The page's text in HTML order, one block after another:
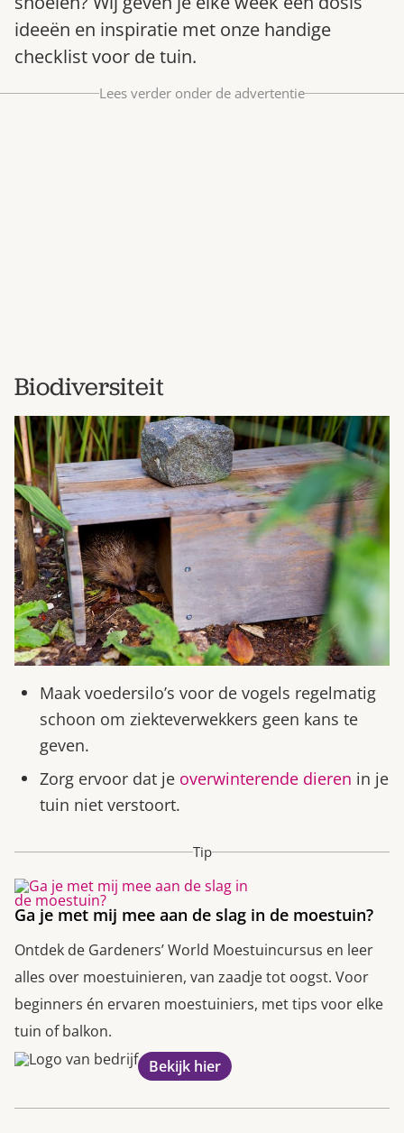
Gardeners’ World 08/2026
Bestel nu
ideeën en inspiratie met onze handige
checklist voor de tuin.
Lees verder onder de advertentie
Biodiversiteit
Maak voedersilo’s voor de vogels regelmatig
schoon om ziekteverwekkers geen kans te
geven.
Zorg ervoor dat je overwinterende dieren in je
tuin niet verstoort.
Tip
Ga je met mij mee aan de slag in de moestuin?
Ontdek de Gardeners’ World Moestuincursus en leer
alles over moestuinieren, van zaadje tot oogst. Voor
beginners én ervaren moestuiniers, met tips voor elke
tuin of balkon.
Bekijk hier